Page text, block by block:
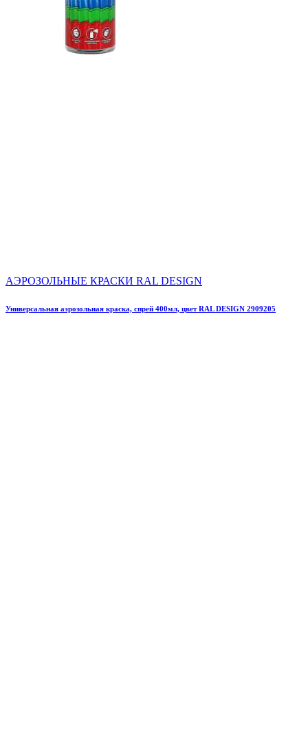
АЭРОЗОЛЬНЫЕ КРАСКИ RAL DESIGN
Универсальная аэрозольная краска, спрей 400мл, цвет RAL DESIGN 2909205